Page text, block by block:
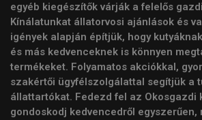
egyéb kiegészítők várják a felelős
Kínálatunkat állatorvosi ajánlások és
igények alapján építjük, hogy
és más kedvenceknek is könnyen
termékeket. Folyamatos akciókkal,
szakértői ügyfélszolgálattal segítjük a
állattartókat. Fedezd fel az Okosgazdi
gondoskodj kedvencedről egyszerűen,